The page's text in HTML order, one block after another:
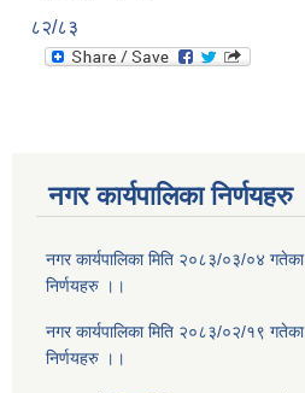
८२/८३
नगर कार्यपालिका निर्णयहरु
नगर कार्यपालिका मिति २०८३/०३/०४ गतेका
निर्णयहरु ।।
नगर कार्यपालिका मिति २०८३/०२/१९ गतेका
निर्णयहरु ।।